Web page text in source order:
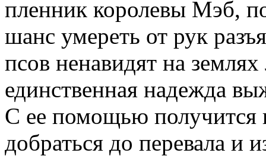
пленник королевы Мэб,
шанс умереть от рук
псов ненавидят на
единственная надежда
С ее помощью получится
добраться до перевала и